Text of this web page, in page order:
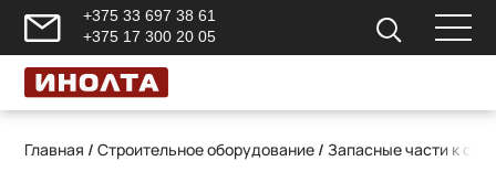
+375 33 697 38 61
+375 17 300 20 05
Главная /Строительное оборудование /Запасные части к